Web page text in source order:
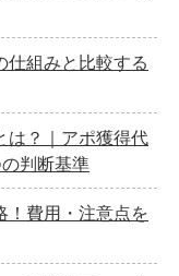
仕組みと比較する
は？｜アポ獲得代
判断基準
！費用・注意点を